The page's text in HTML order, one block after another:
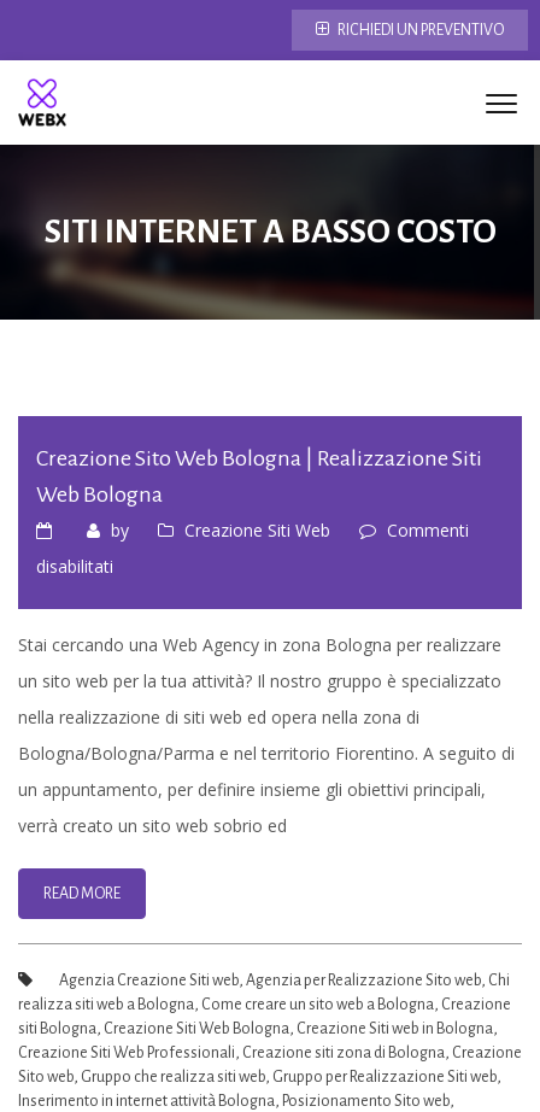
RICHIEDI UN PREVENTIVO
SITI INTERNET A BASSO COSTO
Creazione Sito Web Bologna | Realizzazione Siti
Web Bologna
by Creazione Siti Web
Commenti
disabilitati
Sito
web
Bologna
|
Realizzazione
siti
Bologna
Stai cercando una Web Agency in zona Bologna per realizzare
un sito web per la tua attività? Il nostro gruppo è specializzato
nella realizzazione di siti web ed opera nella zona di
Bologna/Bologna/Parma e nel territorio Fiorentino. A seguito di
un appuntamento, per definire insieme gli obiettivi principali,
verrà creato un sito web sobrio ed
READ MORE
Agenzia Creazione Siti web, Agenzia per Realizzazione Sito web, Chi
realizza siti web a Bologna, Come creare un sito web a Bologna, Creazione
siti Bologna, Creazione Siti Web Bologna, Creazione Siti web in Bologna,
Creazione Siti Web Professionali, Creazione siti zona di Bologna, Creazione
Sito web, Gruppo che realizza siti web, Gruppo per Realizzazione Siti web,
Inserimento in internet attività Bologna, Posizionamento Sito web,